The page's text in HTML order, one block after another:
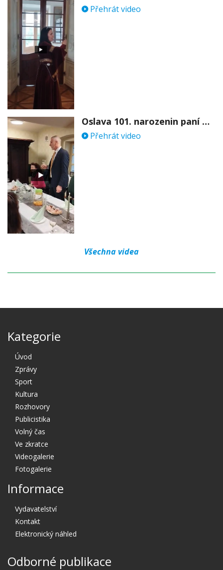
Přehrát video
Oslava 101. narozenin paní Věry Skořepové
Přehrát video
Všechna videa
Kategorie
Úvod
Zprávy
Sport
Kultura
Rozhovory
Publicistika
Volný čas
Ve zkratce
Videogalerie
Fotogalerie
Informace
Vydavatelství
Kontakt
Elektronický náhled
Odborné publikace